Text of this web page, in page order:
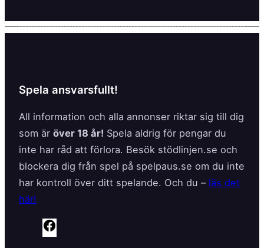
Spela ansvarsfullt!
All information och alla annonser riktar sig till dig
som är över 18 år! Spela aldrig för pengar du
inte har råd att förlora. Besök stödlinjen.se och
blockera dig från spel på spelpaus.se om du inte
har kontroll över ditt spelande. Och du – läs det
här!